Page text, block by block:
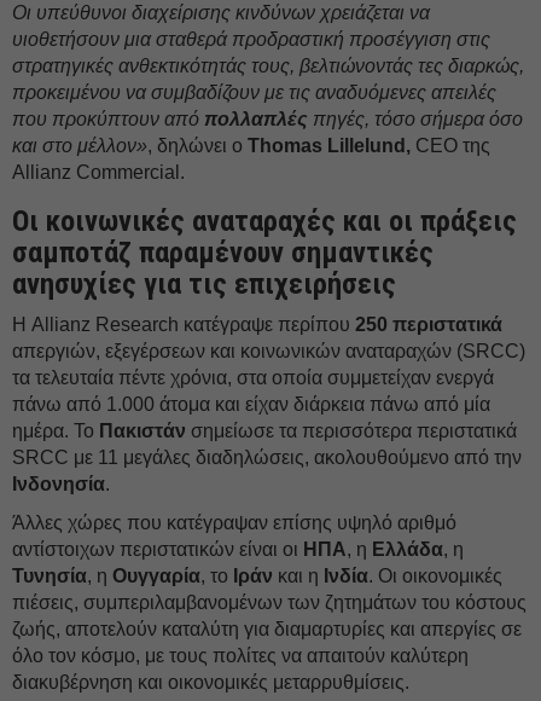
Οι υπεύθυνοι διαχείρισης κινδύνων χρειάζεται να
υιοθετήσουν μια σταθερά προδραστική προσέγγιση στις
στρατηγικές ανθεκτικότητάς τους, βελτιώνοντάς τες διαρκώς,
προκειμένου να συμβαδίζουν με τις αναδυόμενες απειλές
που προκύπτουν από πολλαπλές πηγές, τόσο σήμερα όσο
και στο μέλλον», δηλώνει ο Thomas Lillelund , CEO της
Allianz Commercial.
Οι κοινωνικές αναταραχές και οι πράξεις
σαμποτάζ παραμένουν σημαντικές
ανησυχίες για τις επιχειρήσεις
Η Allianz Research κατέγραψε περίπου 250 περιστατικά
απεργιών, εξεγέρσεων και κοινωνικών αναταραχών (SRCC)
τα τελευταία πέντε χρόνια, στα οποία συμμετείχαν ενεργά
πάνω από 1.000 άτομα και είχαν διάρκεια πάνω από μία
ημέρα. Το Πακιστάν σημείωσε τα περισσότερα περιστατικά
SRCC με 11 μεγάλες διαδηλώσεις, ακολουθούμενο από την
Ινδονησία.
Άλλες χώρες που κατέγραψαν επίσης υψηλό αριθμό
αντίστοιχων περιστατικών είναι οι ΗΠΑ, η Ελλάδα, η
Τυνησία, η Ουγγαρία, το Ιράν και η Ινδία. Οι οικονομικές
πιέσεις, συμπεριλαμβανομένων των ζητημάτων του κόστους
ζωής, αποτελούν καταλύτη για διαμαρτυρίες και απεργίες σε
όλο τον κόσμο, με τους πολίτες να απαιτούν καλύτερη
διακυβέρνηση και οικονομικές μεταρρυθμίσεις.